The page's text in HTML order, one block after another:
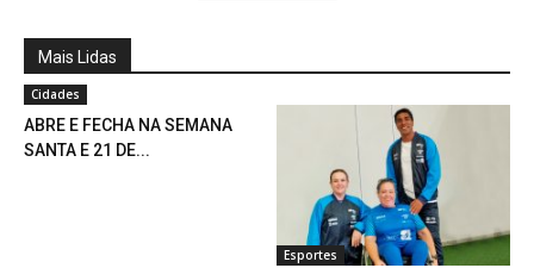
Mais Lidas
Cidades
ABRE E FECHA NA SEMANA
SANTA E 21 DE...
Esportes